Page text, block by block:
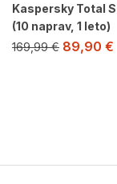
Kaspersky Total
(10 naprav, 1 leto)
169,99€ 89,90 €